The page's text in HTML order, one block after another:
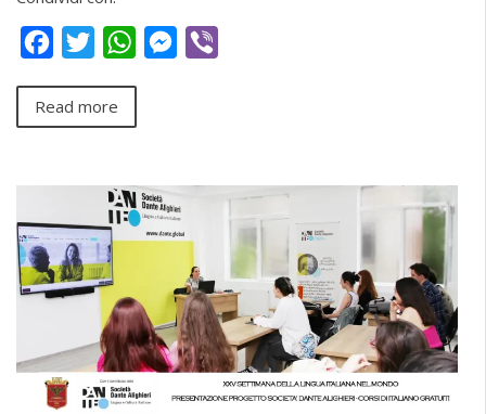
FacebookTwitterWhatsAppMessenger
Read more